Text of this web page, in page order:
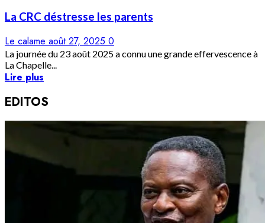
La CRC déstresse les parents
Le calame août 27, 2025 0
La journée du 23 août 2025 a connu une grande effervescence à
La Chapelle...
Lire plus
EDITOS